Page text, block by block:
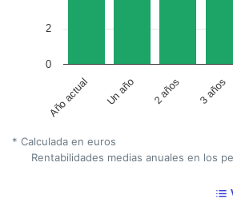
Año actual Un año 2 años 3 años
0
2
* Calculada en euros
Rentabilidades medias anuales en los